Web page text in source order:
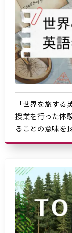
「世界を旅す
授業を行った体
ることの意味を